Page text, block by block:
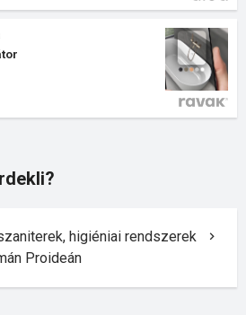
higiéniai rendszerek
Proideán